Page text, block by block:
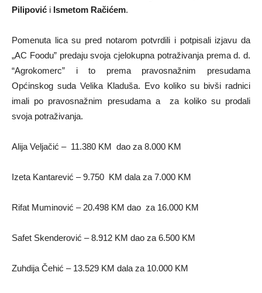
Pilipović i Ismetom Račićem.
Pomenuta lica su pred notarom potvrdili i potpisali izjavu da
„AC Foodu” predaju svoja cjelokupna potraživanja prema d. d.
“Agrokomerc” i to prema pravosnažnim presudama
Općinskog suda Velika Kladuša. Evo koliko su bivši radnici
imali po pravosnažnim presudama a za koliko su prodali
svoja potraživanja.
Alija Veljačić – 11.380 KM dao za 8.000 KM
Izeta Kantarević – 9.750 KM dala za 7.000 KM
Rifat Muminović – 20.498 KM dao za 16.000 KM
Safet Skenderović – 8.912 KM dao za 6.500 KM
Zuhdija Čehić – 13.529 KM dala za 10.000 KM